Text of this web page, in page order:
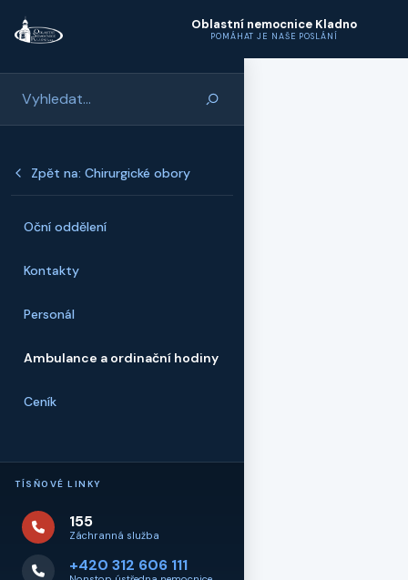
Oblastní nemocnice Kladno
POMÁHAT JE NAŠE POSLÁNÍ
Zpět na: Chirurgické obory
Oční oddělení
Kontakty
Personál
Ambulance a ordinační hodiny
Ceník
TÍSŇOVÉ LINKY
155
Záchranná služba
+420 312 606 111